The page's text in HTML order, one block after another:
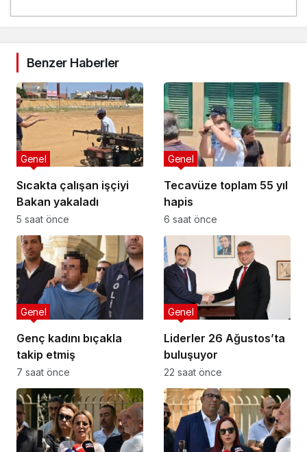
Benzer Haberler
Sıcakta çalışan işçiyi
Bakan yakaladı
Genel
5 saat önce
Tecavüze toplam 55 yıl
hapis
Genel
6 saat önce
Genç kadını bıçakla
takip etmiş
Genel
7 saat önce
Liderler 26 Ağustos’ta
buluşuyor
Genel
22 saat önce